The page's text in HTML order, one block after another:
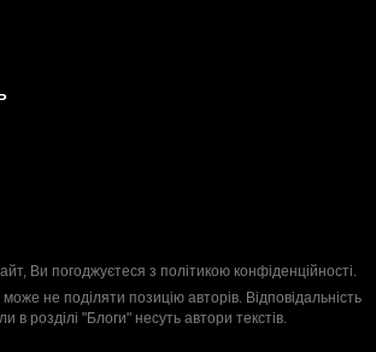
Ви погоджуєтеся з політикою конфіденційності.
не поділяти позицію авторів. Відповідальність
в розділі "Блоги" несуть автори текстів.